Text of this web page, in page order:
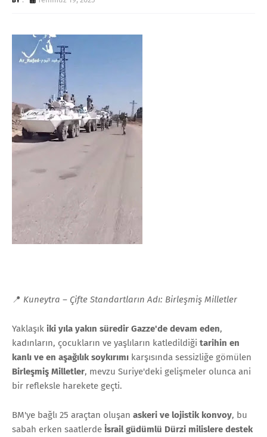
📍 Kuneytra – Çifte Standartların Adı: Birleşmiş Milletler
Yaklaşık iki yıla yakın süredir Gazze'de devam eden,
kadınların, çocukların ve yaşlıların katledildiği tarihin en
kanlı ve en aşağılık soykırımı karşısında sessizliğe gömülen
Birleşmiş Milletler, mevzu Suriye'deki gelişmeler olunca ani
bir refleksle harekete geçti.
BM'ye bağlı 25 araçtan oluşan askeri ve lojistik konvoy, bu
sabah erken saatlerde İsrail güdümlü Dürzi milislere destek